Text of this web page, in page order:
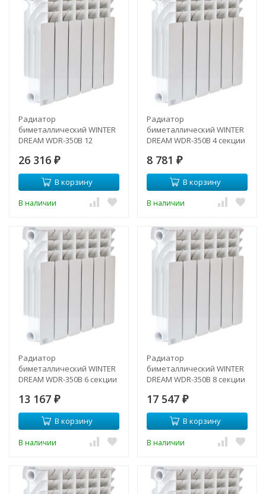
Радиатор
биметаллический WINTER
DREAM WDR-350B 12
26 316 ₽
В корзину
В наличии
Радиатор
биметаллический WINTER
DREAM WDR-350B 4 секции
8 781 ₽
В корзину
В наличии
Радиатор
биметаллический WINTER
DREAM WDR-350B 6 секции
13 167 ₽
В корзину
В наличии
Радиатор
биметаллический WINTER
DREAM WDR-350B 8 секции
17 547 ₽
В корзину
В наличии